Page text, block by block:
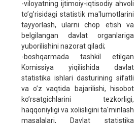
-viloyatning ijtimoiy-iqtisodiy ahvoli
to’g’risidagi statistik ma'lumotlarini
tayyorlash, ularni chop etish va
bеlgilangan davlat organlariga
yuborilishini nazorat qiladi;
-boshqarmada tashkil etilgan
Komissiya yiqilishida davlat
statistika ishlari dasturining sifatli
va o’z vaqtida bajarilishi, hisobot
ko’rsatgichlarini tеzkorligi,
haqqoniyligi va xolisligini ta'minlash
masalalari, Davlat statistika